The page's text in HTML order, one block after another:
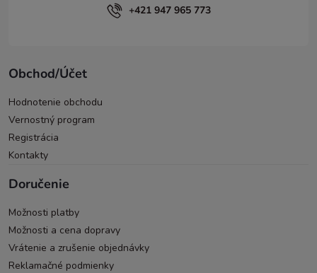
+421 947 965 773
Obchod/Účet
Hodnotenie obchodu
Vernostný program
Registrácia
Kontakty
Doručenie
Možnosti platby
Možnosti a cena dopravy
Vrátenie a zrušenie objednávky
Reklamačné podmienky